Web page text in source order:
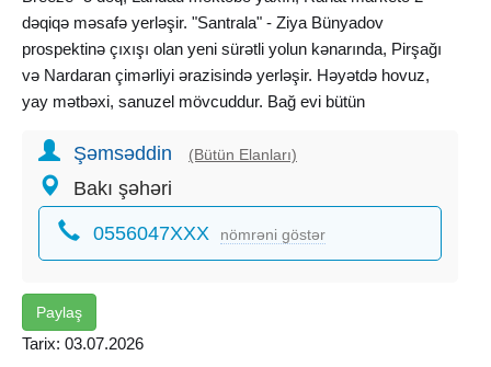
dəqiqə məsafə yerləşir. "Santrala" - Ziya Bünyadov
prospektinə çıxışı olan yeni sürətli yolun kənarında, Pirşağı
və Nardaran çimərliyi ərazisində yerləşir. Həyətdə hovuz,
yay mətbəxi, sanuzel mövcuddur. Bağ evi bütün
yay sezonunu qalmaq istəyənlərə endirimli qiymət təklif
olunur. Bağ özümündür.
Əlaqə üçün zəng edin
Şəmsəddin (Bütün Elanları)
Bakı şəhəri
0556047XXX nömrəni göstər
Paylaş
Tarix: 03.07.2026